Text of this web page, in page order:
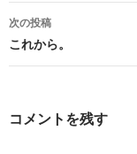
ナ
ビ
ゲ
次の投稿
これから。
コメントを残す